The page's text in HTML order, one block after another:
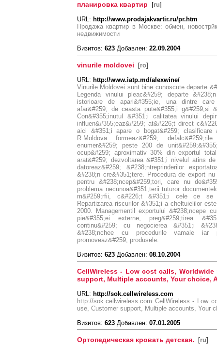
планировка квартир [ru]
URL: http://www.prodajakvartir.ru/pr.htm
Продажа квартир в Москве: обмен,
недвижимости
Визитов: 623 Добавлен: 22.09.2004
vinurile moldovei [ro]
URL: http://www.iatp.md/alexwine/
Vinurile Moldovei sunt bine cunoscute departe
Legenda vinului pleac&#259; departe
istorioare de apari&#355;ie, una dintre
afar&#259; de ceasta pute&#355;i g&#259;si
Con&#355;inutul &#351;i calitatea vinului
influen&#355;eaz&#259; at&#226;t direct
aici &#351;i apare o bogat&#259;
R.Moldova formeaz&#259;
enumer&#259; peste 200 de
ocup&#259; aproximativ 30% din exportul
arat&#259; dezvoltarea &#351;i nivelul atins
datoreaz&#259; &#238;ntreprinderilor
&#238;n cre&#351;tere. Procedura de export
pentru &#238;ncep&#259;tori, care nu
problema necunoa&#351;terii tuturor
m&#259;rfii, c&#226;t &#351;i cele ce se
Repartizarea riscurilor &#351;i a cheltuielilor
2000. Managementil exportului &#238;ncepe
pie&#355;ei externe, preg&#259;tirea
continu&#259; cu negocierea &#351;i
&#238;nchee cu procedurile vamale
promoveaz&#259; produsele.
Визитов: 623 Добавлен: 08.10.2004
CellWireless - Low cost calls,
support, Multiple accounts, Your choice,
URL: http://sok.cellwireless.com
http://sok.cellwireless.com CellWireless - Low
use, Customer support, Multiple accounts, Your
Визитов: 623 Добавлен: 07.01.2005
Ортопедическая кровать детская. [ru]